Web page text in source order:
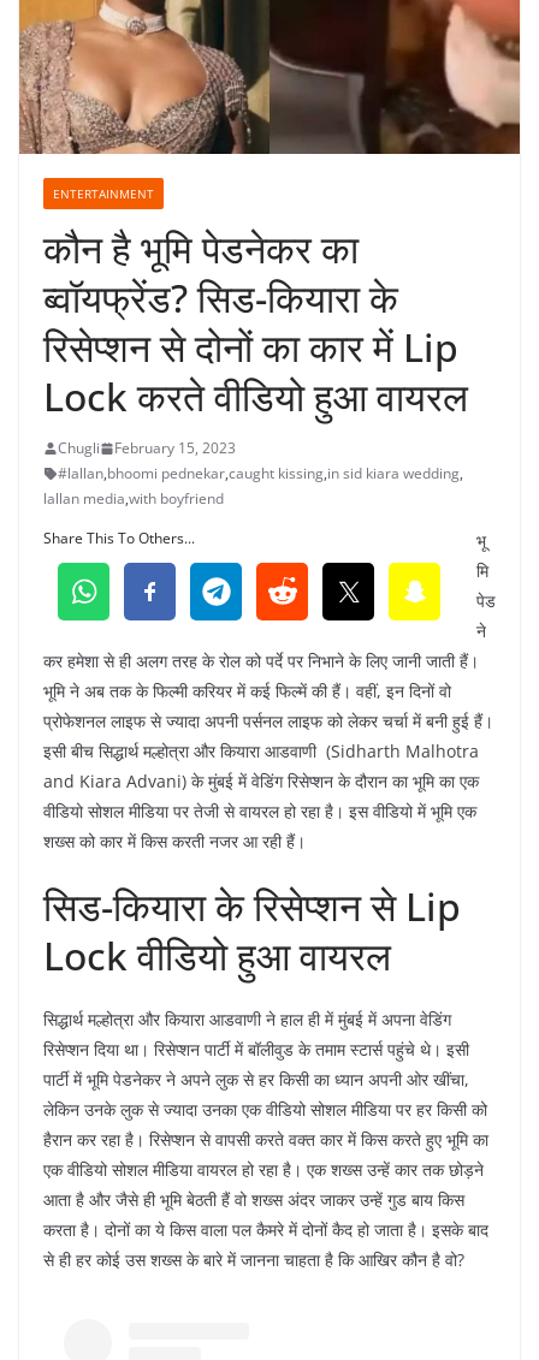
ENTERTAINMENT
कौन है भूमि पेडनेकर का
ब्वॉयफ्रेंड? सिड-कियारा के
रिसेप्शन से दोनों का कार में Lip
Lock करते वीडियो हुआ वायरल
Chugli
February 15, 2023
#lallan,bhoomi pednekar,caught kissing,in sid kiara wedding,
lallan media,with boyfriend
Share This To Others...
भू
मि
पेड
ने
कर हमेशा से ही अलग तरह के रोल को पर्दे पर निभाने के लिए जानी जाती हैं।
भूमि ने अब तक के फिल्मी करियर में कई फिल्में की हैं। वहीं, इन दिनों वो
प्रोफेशनल लाइफ से ज्यादा अपनी पर्सनल लाइफ को लेकर चर्चा में बनी हुई हैं।
इसी बीच सिद्धार्थ मल्होत्रा और कियारा आडवाणी (Sidharth Malhotra
and Kiara Advani) के मुंबई में वेडिंग रिसेप्शन के दौरान का भूमि का एक
वीडियो सोशल मीडिया पर तेजी से वायरल हो रहा है। इस वीडियो में भूमि एक
शख्स को कार में किस करती नजर आ रही हैं।
सिड-कियारा के रिसेप्शन से Lip
Lock वीडियो हुआ वायरल
सिद्धार्थ मल्होत्रा और कियारा आडवाणी ने हाल ही में मुंबई में अपना वेडिंग
रिसेप्शन दिया था। रिसेप्शन पार्टी में बॉलीवुड के तमाम स्टार्स पहुंचे थे। इसी
पार्टी में भूमि पेडनेकर ने अपने लुक से हर किसी का ध्यान अपनी ओर खींचा,
लेकिन उनके लुक से ज्यादा उनका एक वीडियो सोशल मीडिया पर हर किसी को
हैरान कर रहा है। रिसेप्शन से वापसी करते वक्त कार में किस करते हुए भूमि का
एक वीडियो सोशल मीडिया वायरल हो रहा है। एक शख्स उन्हें कार तक छोड़ने
आता है और जैसे ही भूमि बेठती हैं वो शख्स अंदर जाकर उन्हें गुड बाय किस
करता है। दोनों का ये किस वाला पल कैमरे में दोनों कैद हो जाता है। इसके बाद
से ही हर कोई उस शख्स के बारे में जानना चाहता है कि आखिर कौन है वो?